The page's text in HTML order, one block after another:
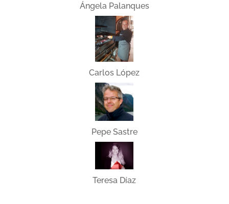
Ángela Palanques
Carlos López
Pepe Sastre
Teresa Díaz